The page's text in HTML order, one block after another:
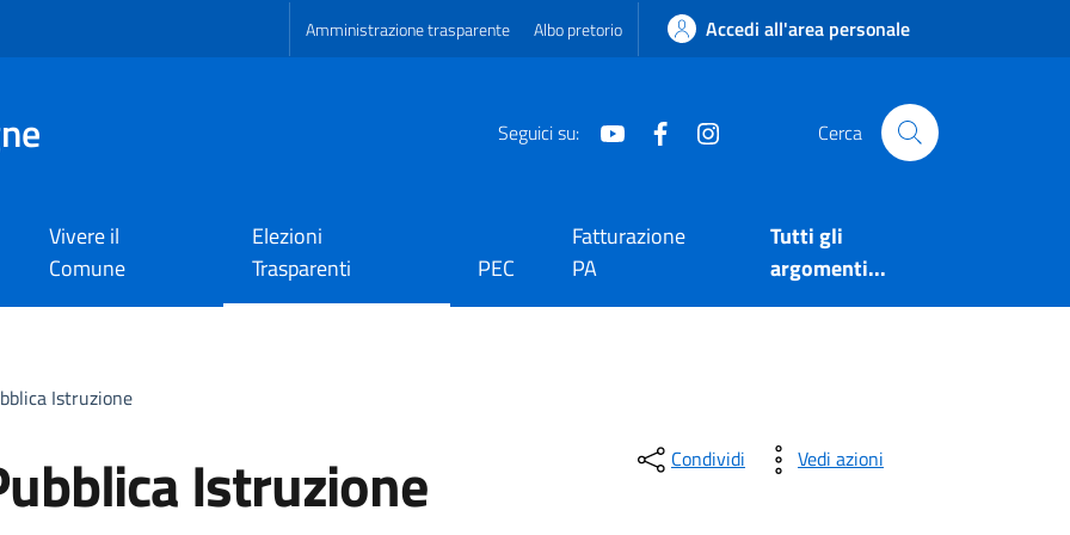
Amministrazione trasparente Albo pretorio Accedi all'area personale
Seguici su: Youtube Facebook Cerca
Vivere il
Comune
Elezioni
Trasparenti
PEC
Fatturazione
PA
Tutti gli
argomenti...
Istruzione
Istruzione Condividi Vedi azioni